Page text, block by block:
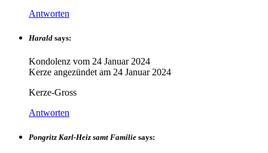
Antworten
Harald says:
Kondolenz vom 24 Januar 2024
Kerze angezündet am 24 Januar 2024
Kerze-Gross
Antworten
Pongritz Karl-Heiz samt Familie says: